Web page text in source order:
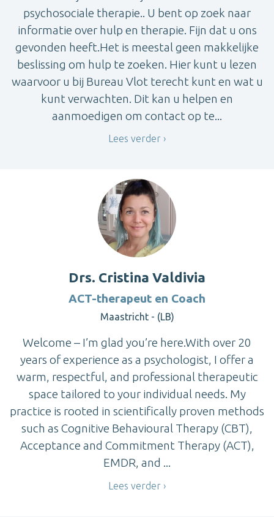
psychosociale therapie.. U bent op zoek naar
informatie over hulp en therapie. Fijn dat u ons
gevonden heeft.Het is meestal geen makkelijke
beslissing om hulp te zoeken. Hier kunt u lezen
waarvoor u bij Bureau Vlot terecht kunt en wat u
kunt verwachten. Dit kan u helpen en
aanmoedigen om contact op te...
Lees verder
Drs. Cristina Valdivia
ACT-therapeut en Coach
Maastricht - (LB)
Welcome – I’m glad you’re here.With over 20
years of experience as a psychologist, I offer a
warm, respectful, and professional therapeutic
space tailored to your individual needs. My
practice is rooted in scientifically proven methods
such as Cognitive Behavioural Therapy (CBT),
Acceptance and Commitment Therapy (ACT),
EMDR, and ...
Lees verder